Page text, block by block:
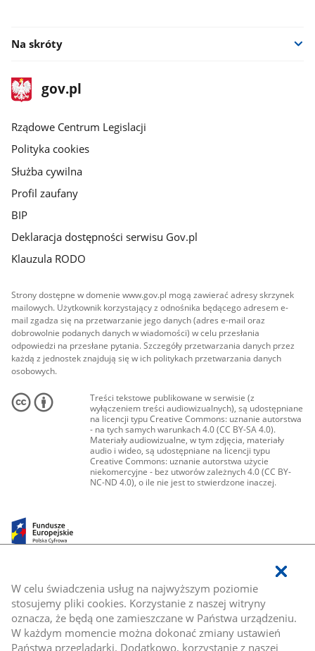
W celu świadczenia usług na najwyższym poziomie
stosujemy pliki cookies. Korzystanie z naszej witryny
oznacza, że będą one zamieszczane w Państwa urządzeniu.
W każdym momencie można dokonać zmiany ustawień
Państwa przeglądarki. Dodatkowo, korzystanie z naszej
Na skróty
stopka
gov.plStrona
gov.pl
Rządowe Centrum Legislacji
Polityka cookies
Służba cywilna
Profil zaufany
BIP
Deklaracja dostępności serwisu Gov.pl
Klauzula RODO
Strony dostępne w domenie www.gov.pl mogą zawierać adresy skrzynek
mailowych. Użytkownik korzystający z odnośnika będącego adresem e-
mail zgadza się na przetwarzanie jego danych (adres e-mail oraz
dobrowolnie podanych danych w wiadomości) w celu przesłania
odpowiedzi na przesłane pytania. Szczegóły przetwarzania danych przez
każdą z jednostek znajdują się w ich politykach przetwarzania danych
osobowych.
Treści tekstowe publikowane w serwisie (z
wyłączeniem treści audiowizualnych), są udostępniane
na licencji typu Creative Commons: uznanie autorstwa
- na tych samych warunkach 4.0 (CC BY-SA 4.0).
Materiały audiowizualne, w tym zdjęcia, materiały
audio i wideo, są udostępniane na licencji typu
Creative Commons: uznanie autorstwa użycie
niekomercyjne - bez utworów zależnych 4.0 (CC BY-
NC-ND 4.0), o ile nie jest to stwierdzone inaczej.